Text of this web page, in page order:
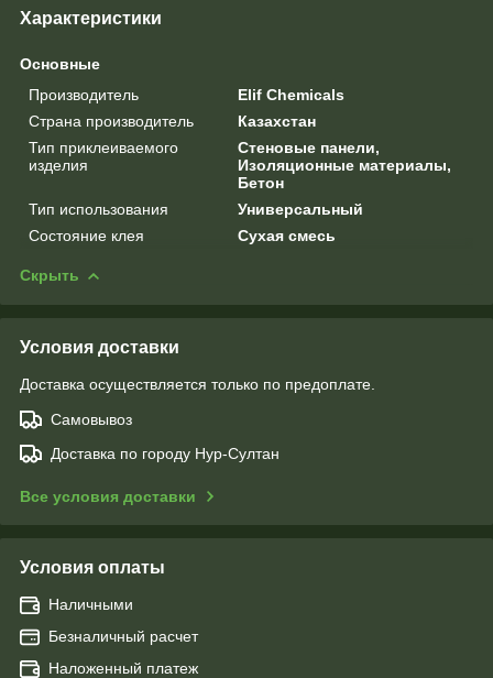
Характеристики
Основные
Производитель
Elif Chemicals
Страна производитель
Казахстан
Тип приклеиваемого
изделия
Стеновые панели,
Изоляционные материалы,
Бетон
Тип использования
Универсальный
Состояние клея
Сухая смесь
Скрыть
Условия доставки
Доставка осуществляется только по предоплате.
Самовывоз
Доставка по городу Нур-Султан
Все условия доставки
Условия оплаты
Наличными
Безналичный расчет
Наложенный платеж